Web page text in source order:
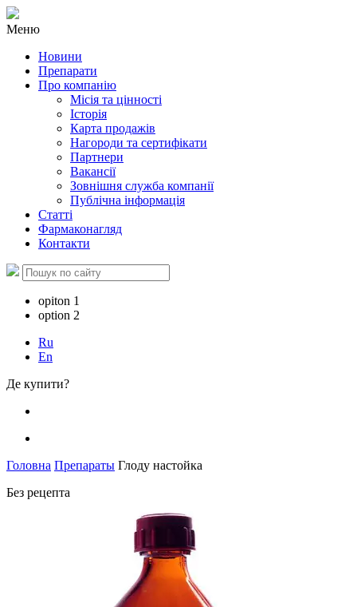
Меню
Новини
Препарати
Про компанію
Місія та цінності
Історія
Карта продажів
Нагороди та сертифікати
Партнери
Вакансії
Зовнішня служба компанії
Публічна інформація
Статті
Фармаконагляд
Контакти
opiton 1
option 2
Ru
En
Де купити?
Головна Препараты Глоду настойка
Без рецепта